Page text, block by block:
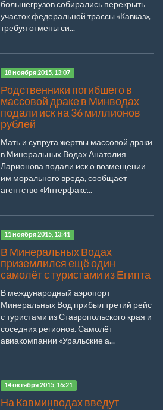
большегрузов собирались перекрыть
участок федеральной трассы «Кавказ»,
требуя отмены си...
18 ноября 2015, 13:07
Родственники погибшего в
массовой драке в Минводах
подали иск на 36 миллионов
рублей
Мать и супруга жертвы массовой драки
в Минеральных Водах Анатолия
Ларионова подали иск о возмещении
им морального вреда, сообщает
агентство «Интерфакс...
11 ноября 2015, 13:41
В Минеральных Водах
приземлился ещё один
самолёт с туристами из Египта
В международный аэропорт
Минеральных Вод прибыл третий рейс
с туристами из Ставропольского края и
соседних регионов. Самолёт
авиакомпании «Уральские а...
14 октября 2015, 16:21
На Кавминводах введут